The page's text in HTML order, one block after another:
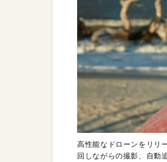
高性能なドローンをリリ
回しながらの撮影、自動